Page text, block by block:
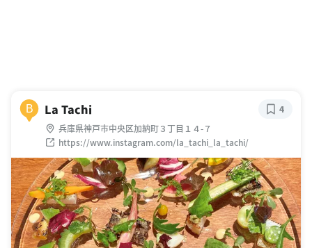
B La Tachi
兵庫県神戸市中央区加納町３丁目１４-７
https://www.instagram.com/la_tachi_la_tachi/
4